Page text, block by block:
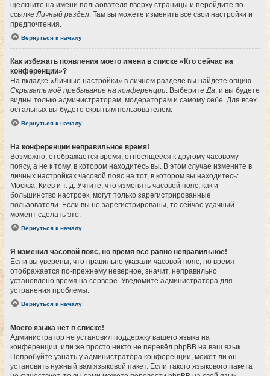
щёлкните на имени пользователя вверху страницы и перейдите по
ссылкеЛичный раздел. Там вы можете изменить все свои настройки и
предпочтения.
Вернуться к началу
Как избежать появления моего имени в списке «Кто сейчас на
конференции»?
На вкладке «Личные настройки» в личном разделе вы найдёте опцию
Скрывать моё пребывание на конференции. ВыберитеДа, и вы будете
видны только администраторам, модераторам и самому себе. Для всех
остальных вы будете скрытым пользователем.
Вернуться к началу
На конференции неправильное время!
Возможно, отображается время, относящееся к другому часовому
поясу, а не к тому, в котором находитесь вы. В этом случае измените в
личных настройках часовой пояс на тот, в котором вы находитесь:
Москва, Киев и т. д. Учтите, что изменять часовой пояс, как и
большинство настроек, могут только зарегистрированные
пользователи. Если вы не зарегистрированы, то сейчас удачный
момент сделать это.
Вернуться к началу
Я изменил часовой пояс, но время всё равно неправильное!
Если вы уверены, что правильно указали часовой пояс, но время
отображается по-прежнему неверное, значит, неправильно
установлено время на сервере. Уведомите администратора для
устранения проблемы.
Вернуться к началу
Моего языка нет в списке!
Администратор не установил поддержку вашего языка на
конференции, или же просто никто не перевёл phpBB на ваш язык.
Попробуйте узнать у администратора конференции, может ли он
установить нужный вам языковой пакет. Если такого языкового пакета